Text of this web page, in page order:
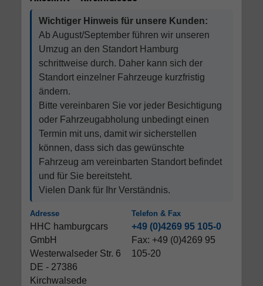
Wichtiger Hinweis für unsere Kunden:
Ab August/September führen wir unseren
Umzug an den Standort Hamburg
schrittweise durch. Daher kann sich der
Standort einzelner Fahrzeuge kurzfristig
ändern.
Bitte vereinbaren Sie vor jeder Besichtigung
oder Fahrzeugabholung unbedingt einen
Termin mit uns, damit wir sicherstellen
können, dass sich das gewünschte
Fahrzeug am vereinbarten Standort befindet
und für Sie bereitsteht.
Vielen Dank für Ihr Verständnis.
Adresse
HHC hamburgcars
GmbH
Westerwalseder Str. 6
DE - 27386
Kirchwalsede
Telefon & Fax
+49 (0)4269 95 105-0
Fax: +49 (0)4269 95
105-20